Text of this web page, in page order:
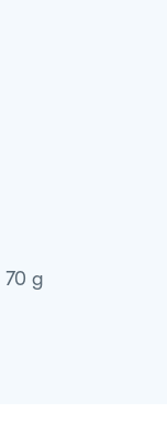
70 g